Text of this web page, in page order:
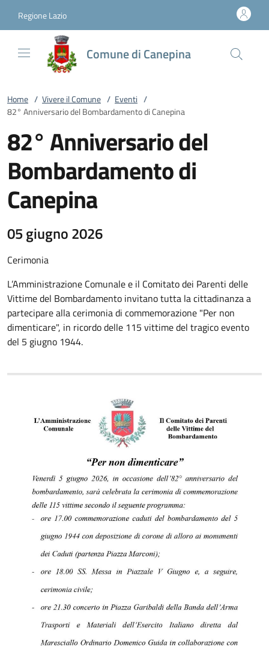
Regione Lazio
Comune di Canepina
Home / Vivere il Comune / Eventi /
82° Anniversario del Bombardamento di Canepina
82° Anniversario del
Bombardamento di
Canepina
05 giugno 2026
Cerimonia
L’Amministrazione Comunale e il Comitato dei Parenti delle
Vittime del Bombardamento invitano tutta la cittadinanza a
partecipare alla cerimonia di commemorazione "Per non
dimenticare", in ricordo delle 115 vittime del tragico evento
del 5 giugno 1944.